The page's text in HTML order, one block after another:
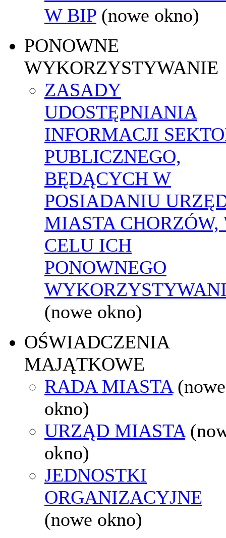
W BIP (nowe okno)
PONOWNE
WYKORZYSTYWANIE
ZASADY
UDOSTĘPNIANIA
INFORMACJI
PUBLICZNEGO,
BĘDĄCYCH W
POSIADANIU
MIASTA CHORZÓW,
CELU ICH
PONOWNEGO
(nowe okno)
OŚWIADCZENIA
MAJĄTKOWE
RADA MIASTA (nowe
okno)
URZĄD MIASTA
okno)
JEDNOSTKI
ORGANIZACYJNE
(nowe okno)